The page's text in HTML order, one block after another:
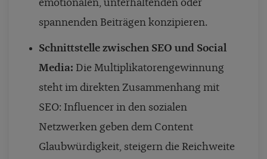
emotionalen, unterhaltenden oder
spannenden Beiträgen konzipieren.
Schnittstelle zwischen SEO und Social
Media: Die Multiplikatorengewinnung
steht im direkten Zusammenhang mit
SEO: Influencer in den sozialen
Netzwerken geben dem Content
Glaubwürdigkeit, steigern die Reichweite